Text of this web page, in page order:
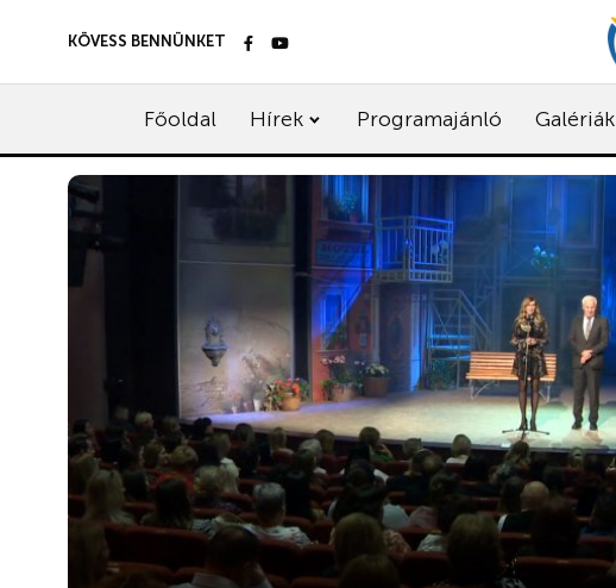
KÖVESS BENNÜNKET
Főoldal Hírek Programajánló Galériák